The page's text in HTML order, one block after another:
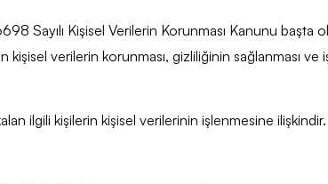
Sayılı Kişisel Verilerin Korunması Kanunu
kişisel verilerin korunması, gizliliğinin sağlanması
ilgili kişilerin kişisel verilerinin işlenmesine ilişkindir.